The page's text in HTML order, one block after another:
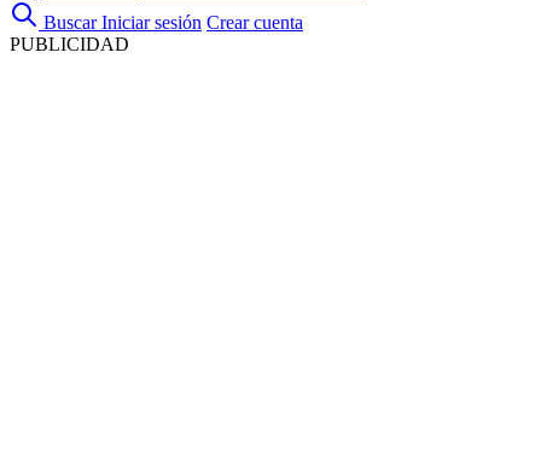
Buscar Iniciar sesión Crear cuenta
PUBLICIDAD